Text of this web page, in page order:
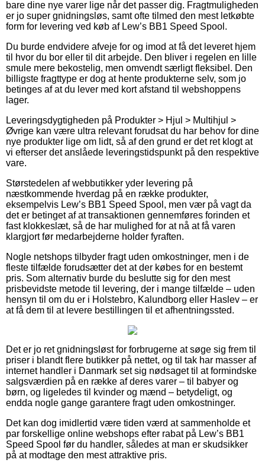
bare dine nye varer lige når det passer dig. Fragtmuligheden
er jo super gnidningsløs, samt ofte tilmed den mest letkøbte
form for levering ved køb af Lew’s BB1 Speed Spool.
Du burde endvidere afveje for og imod at få det leveret hjem
til hvor du bor eller til dit arbejde. Den bliver i regelen en lille
smule mere bekostelig, men omvendt særligt fleksibel. Den
billigste fragttype er dog at hente produkterne selv, som jo
betinges af at du lever med kort afstand til webshoppens
lager.
Leveringsdygtigheden på Produkter > Hjul > Multihjul >
Øvrige kan være ultra relevant forudsat du har behov for dine
nye produkter lige om lidt, så af den grund er det ret klogt at
vi efterser det anslåede leveringstidspunkt på den respektive
vare.
Størstedelen af webbutikker yder levering på
næstkommende hverdag på en række produkter,
eksempelvis Lew’s BB1 Speed Spool, men vær på vagt da
det er betinget af at transaktionen gennemføres forinden et
fast klokkeslæt, så de har mulighed for at nå at få varen
klargjort før medarbejderne holder fyraften.
Nogle netshops tilbyder fragt uden omkostninger, men i de
fleste tilfælde forudsætter det at der købes for en bestemt
pris. Som alternativ burde du beslutte sig for den mest
prisbevidste metode til levering, der i mange tilfælde – uden
hensyn til om du er i Holstebro, Kalundborg eller Haslev – er
at få dem til at levere bestillingen til et afhentningssted.
Det er jo ret gnidningsløst for forbrugerne at søge sig frem til
priser i blandt flere butikker på nettet, og til tak har masser af
internet handler i Danmark set sig nødsaget til at formindske
salgsværdien på en række af deres varer – til babyer og
børn, og ligeledes til kvinder og mænd – betydeligt, og
endda nogle gange garantere fragt uden omkostninger.
Det kan dog imidlertid være tiden værd at sammenholde et
par forskellige online webshops efter rabat på Lew’s BB1
Speed Spool før du handler, således at man er skudsikker
på at modtage den mest attraktive pris.